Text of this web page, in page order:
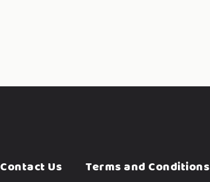
Contact Us Terms and Conditions